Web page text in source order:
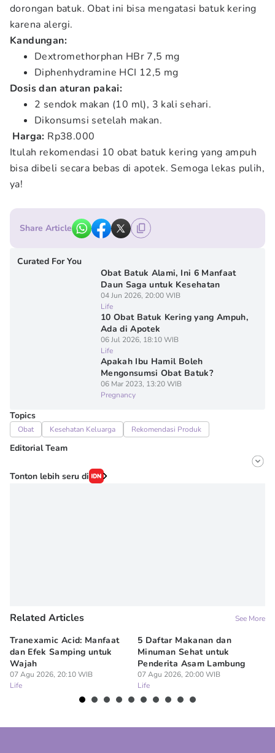
dorongan batuk. Obat ini bisa mengatasi batuk kering
karena alergi.
Kandungan:
Dextromethorphan HBr 7,5 mg
Diphenhydramine HCI 12,5 mg
Dosis dan aturan pakai:
2 sendok makan (10 ml), 3 kali sehari.
Dikonsumsi setelah makan.
Harga: Rp38.000
Itulah rekomendasi 10 obat batuk kering yang ampuh
bisa dibeli secara bebas di apotek. Semoga lekas pulih,
ya!
Share Article
Curated For You
Obat Batuk Alami, Ini 6 Manfaat
Daun Saga untuk Kesehatan
04 Jun 2026, 20:00 WIB
Life
10 Obat Batuk Kering yang Ampuh,
Ada di Apotek
06 Jul 2026, 18:10 WIB
Life
Apakah Ibu Hamil Boleh
Mengonsumsi Obat Batuk?
06 Mar 2023, 13:20 WIB
Pregnancy
Topics
Obat Kesehatan Keluarga Rekomendasi Produk
Editorial Team
Editor
Irma ediarti mardiyah
Tonton lebih seru di
Related Articles See More
Tranexamic Acid: Manfaat
dan Efek Samping untuk
Wajah
07 Agu 2026, 20:10 WIB
Life
5 Daftar Makanan dan
Minuman Sehat untuk
Penderita Asam Lambung
07 Agu 2026, 20:00 WIB
Life